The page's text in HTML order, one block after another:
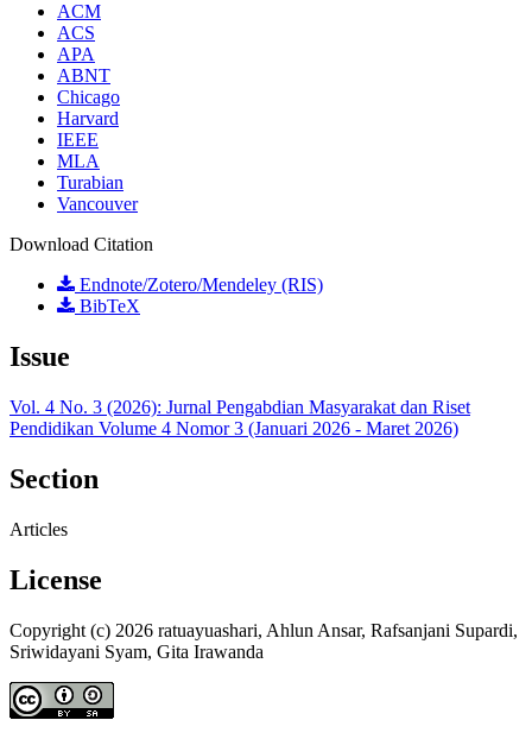
ACM
ACS
APA
ABNT
Chicago
Harvard
IEEE
MLA
Turabian
Vancouver
Download Citation
Endnote/Zotero/Mendeley (RIS)
BibTeX
Issue
Vol. 4 No. 3 (2026): Jurnal Pengabdian Masyarakat dan Riset
Pendidikan Volume 4 Nomor 3 (Januari 2026 - Maret 2026)
Section
Articles
License
Copyright (c) 2026 ratuayuashari, Ahlun Ansar, Rafsanjani Supardi,
Sriwidayani Syam, Gita Irawanda